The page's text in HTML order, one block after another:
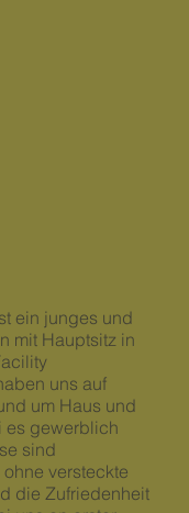
ein junges und
mit Hauptsitz in
uns auf
um Haus und
es gewerblich
sind
versteckte
die Zufriedenheit